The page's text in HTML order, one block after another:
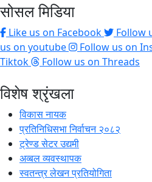
सोसल मिडिया
Like us on Facebook Follow
us on youtube
Follow us on
Tiktok
Follow us on Threads
विशेष श्रृंखला
विकास नायक
प्रतिनिधिसभा निर्वाचन २०८२
ट्रेण्ड सेटर उद्यमी
अव्बल व्यवस्थापक
स्वतन्त्र लेखन प्रतियोगिता